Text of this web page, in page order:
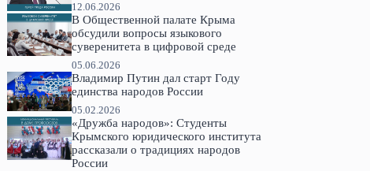
12.06.2026
В Общественной палате Крыма
обсудили вопросы языкового
суверенитета в цифровой среде
05.06.2026
Владимир Путин дал старт Году
единства народов России
05.02.2026
«Дружба народов»: Студенты
Крымского юридического института
рассказали о традициях народов
России